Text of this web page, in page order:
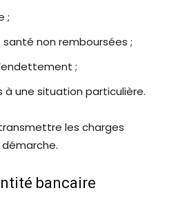
;
non remboursées ;
;
à une situation particulière.
les charges
bancaire